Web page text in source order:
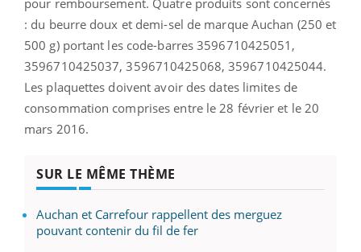
: du beurre doux et demi-sel de marque Auchan (250 et
500 g) portant les code-barres 3596710425051,
3596710425037, 3596710425068, 3596710425044.
Les plaquettes doivent avoir des dates limites de
consommation comprises entre le 28 février et le 20
mars 2016.
SUR LE MÊME THÈME
Auchan et Carrefour rappellent des merguez
pouvant contenir du fil de fer